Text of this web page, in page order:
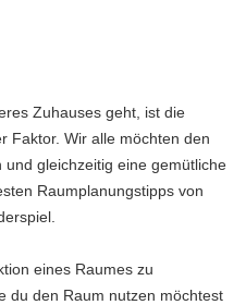
Zuhauses geht, ist die
Faktor. Wir alle möchten den
gleichzeitig eine gemütliche
Raumplanungstipps von
eines Raumes zu
du den Raum nutzen möchtest